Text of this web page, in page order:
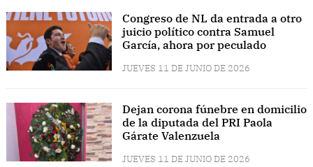
Congreso de NL da entrada a otro
juicio político contra Samuel
García, ahora por peculado
JUEVES 11 DE JUNIO DE 2026
Dejan corona fúnebre en domicilio
de la diputada del PRI Paola
Gárate Valenzuela
JUEVES 11 DE JUNIO DE 2026